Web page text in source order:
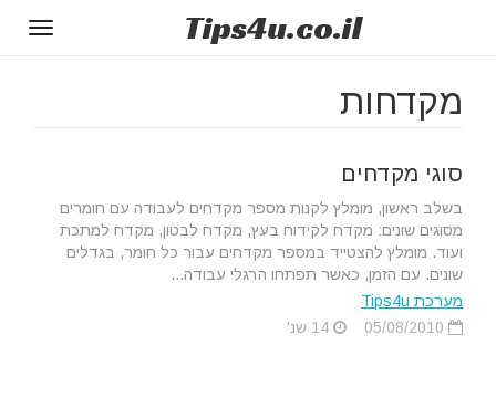
Tips4u.co.il
מקדחות
סוגי מקדחים
בשלב ראשון, מומלץ לקנות מספר מקדחים לעבודה עם חומרים
מסוגים שונים: מקדח לקידוח בעץ, מקדח לבטון, מקדח למתכת
ועוד. מומלץ להצטייד במספר מקדחים עבור כל חומר, בגדלים
שונים. עם הזמן, כאשר תפתחו הרגלי עבודה...
מערכת Tips4u